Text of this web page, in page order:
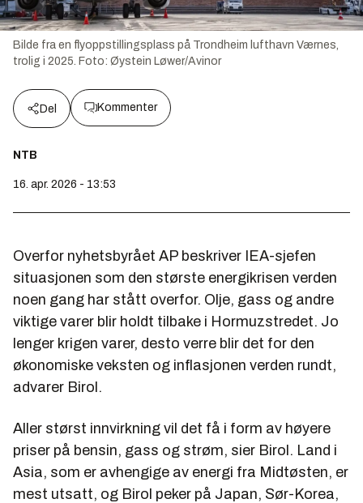
Bilde fra en flyoppstillingsplass på Trondheim lufthavn Værnes,
trolig i 2025. Foto: Øystein Løwer/Avinor
Del Kommenter
NTB
16. apr. 2026 - 13:53
Overfor nyhetsbyrået AP beskriver IEA-sjefen
situasjonen som den største energikrisen verden
noen gang har stått overfor. Olje, gass og andre
viktige varer blir holdt tilbake i Hormuzstredet. Jo
lenger krigen varer, desto verre blir det for den
økonomiske veksten og inflasjonen verden rundt,
advarer Birol.
Aller størst innvirkning vil det få i form av høyere
priser på bensin, gass og strøm, sier Birol. Land i
Asia, som er avhengige av energi fra Midtøsten, er
mest utsatt, og Birol peker på Japan, Sør-Korea,